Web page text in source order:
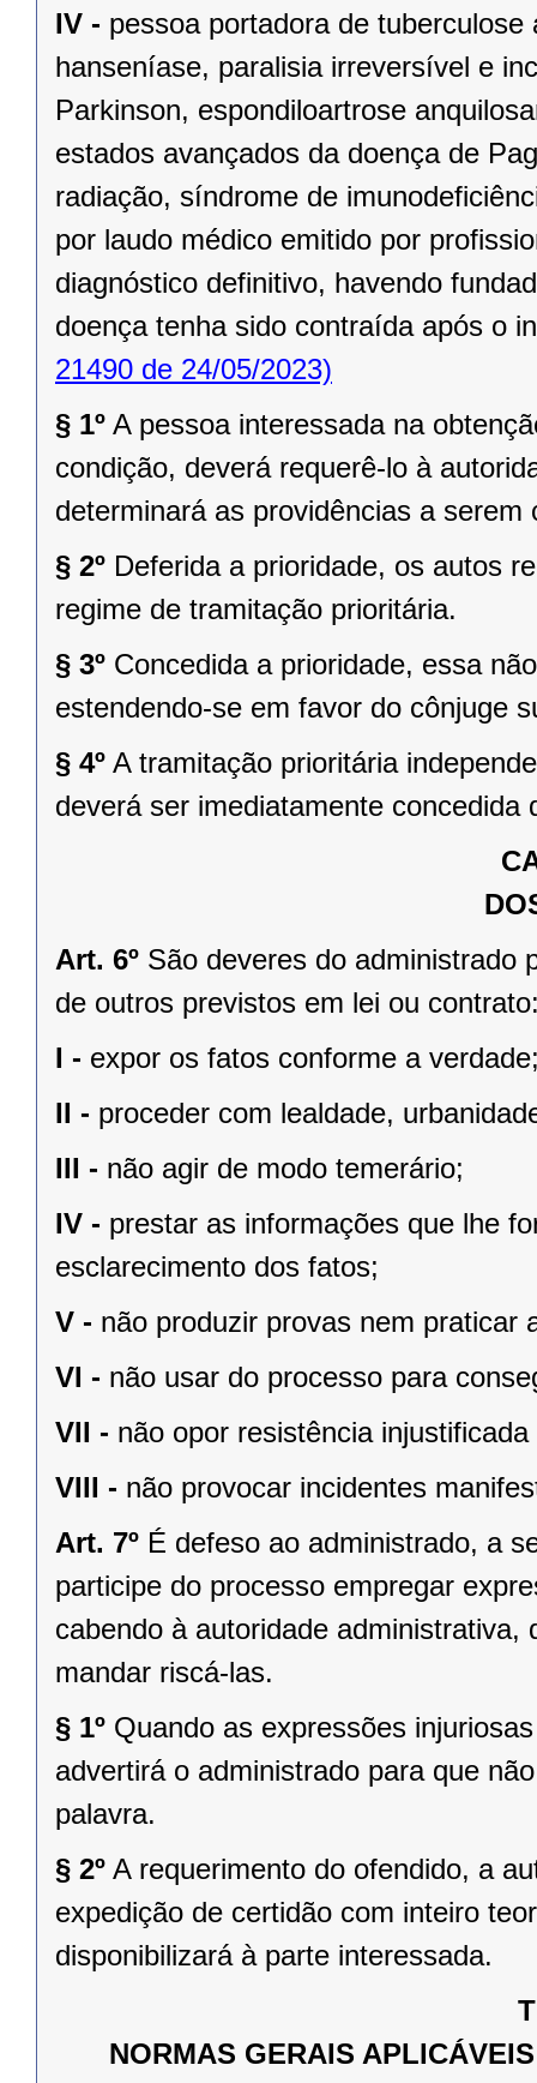
IV - pessoa portadora de
hanseníase, paralisia irreversível e
Parkinson, espondiloartrose
estados avançados da doença de
radiação, síndrome de
por laudo médico emitido por
diagnóstico definitivo, havendo
doença tenha sido contraída após o
21490 de 24/05/2023)
§ 1º A pessoa interessada na
condição, deverá requerê-lo à
determinará as providências a serem
§ 2º Deferida a prioridade, os autos
regime de tramitação prioritária.
§ 3º Concedida a prioridade, essa
estendendo-se em favor do cônjuge
§ 4º A tramitação prioritária
deverá ser imediatamente
Art. 6º São deveres do administrado
de outros previstos em lei ou
I - expor os fatos conforme a
II - proceder com lealdade,
III - não agir de modo temerário;
IV - prestar as informações que lhe
esclarecimento dos fatos;
V - não produzir provas nem praticar
VI - não usar do processo para
VII - não opor resistência
VIII - não provocar incidentes
Art. 7º É defeso ao administrado, a
participe do processo empregar
cabendo à autoridade
mandar riscá-las.
§ 1º Quando as expressões
advertirá o administrado para que
palavra.
§ 2º A requerimento do ofendido, a
expedição de certidão com inteiro
disponibilizará à parte interessada.
NORMAS GERAIS